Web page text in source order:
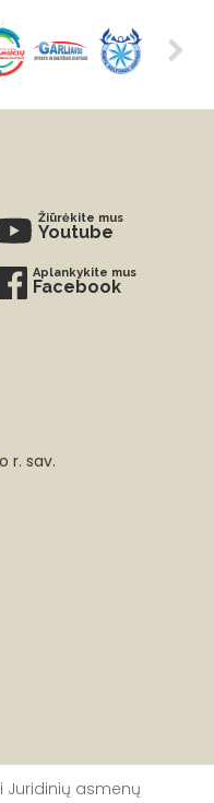
Žiūrėkite mus
Youtube
Aplankykite mus
Facebook
r. sav.
asmenų